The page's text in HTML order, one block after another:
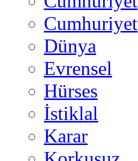
Cumhuriyet
Dünya
Evrensel
Hürses
İstiklal
Karar